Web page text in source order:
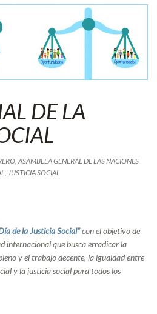
DE LA
, ASAMBLEA GENERAL DE LAS NACIONES
, JUSTICIA SOCIAL
de la Justicia Social”con el objetivo de
internacional que busca erradicar la
y el trabajo decente, la igualdad entre
y la justicia social para todos los